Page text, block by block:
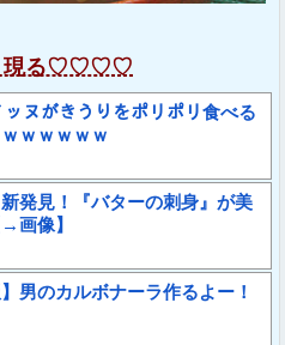
、現る♡♡♡♡
ッヌがきうりをポリポリ食べる
ｗｗｗｗｗ
新発見！『バターの刺身』が美
画像】
】男のカルボナーラ作るよー！